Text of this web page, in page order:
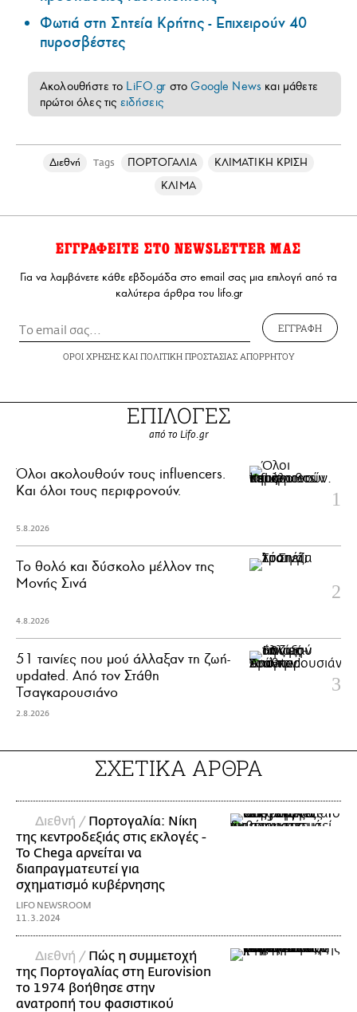
Φωτιά στη Σητεία Κρήτης - Επιχειρούν 40
πυροσβέστες
Ακολουθήστε το LiFO.gr στοGoogle News και μάθετε
πρώτοι όλες τις ειδήσεις
Διεθνή Tags ΠΟΡΤΟΓΑΛΙΑ
ΚΛΙΜΑΤΙΚΗ ΚΡΙΣΗ
ΚΛΙΜΑ
ΕΓΓΡΑΦΕΙΤΕ ΣΤΟ NEWSLETTER ΜΑΣ
Για να λαμβάνετε κάθε εβδομάδα στο email σας μια επιλογή από τα
καλύτερα άρθρα του lifo.gr
ΕΓΓΡΑΦΗ
ΟΡΟΙ ΧΡΗΣΗΣΚΑΙ ΠΟΛΙΤΙΚΗ ΠΡΟΣΤΑΣΙΑΣ ΑΠΟΡΡΗΤΟΥ
ΕΠΙΛΟΓΕΣ
από το Lifo.gr
Όλοι ακολουθούν τους influencers.
Και όλοι τους περιφρονούν.
5.8.2026
Το θολό και δύσκολο μέλλον της
Μονής Σινά
4.8.2026
51 ταινίες που μού άλλαξαν τη ζωή-
updated. Aπό τον Στάθη
Τσαγκαρουσιάνο
2.8.2026
ΣΧΕΤΙΚΑ ΑΡΘΡΑ
Διεθνή / Πορτογαλία: Νίκη
της κεντροδεξιάς στις εκλογές -
Το Chega αρνείται να
διαπραγματευτεί για
σχηματισμό κυβέρνησης
LIFO NEWSROOM
11.3.2024
Διεθνή / Πώς η συμμετοχή
της Πορτογαλίας στη Eurovision
το 1974 βοήθησε στην
ανατροπή του φασιστικού